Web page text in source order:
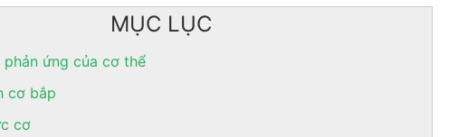
MỤC LỤC
phản ứng của cơ thể
cơ bắp
cơ